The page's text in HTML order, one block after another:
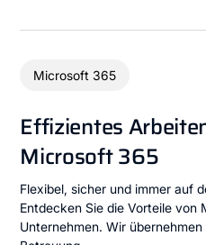
Microsoft 365
Effizientes
Microsoft 365
Flexibel, sicher und immer auf
Entdecken Sie die Vorteile von
Unternehmen. Wir